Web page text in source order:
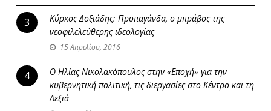
3
Κύρκος Δοξιάδης: Προπαγάνδα, ο μπράβος της
νεοφιλελεύθερης ιδεολογίας
15 Απριλίου, 2016
4
Ο Ηλίας Νικολακόπουλος στην «Εποχή» για την
κυβερνητική πολιτική, τις διεργασίες στο Κέντρο και τη
Δεξιά